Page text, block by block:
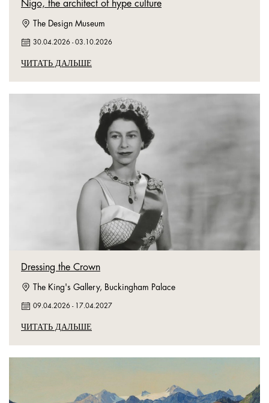
Nigo, the architect of hype culture
The Design Museum
30.04.2026 -03.10.2026
ЧИТАТЬ ДАЛЬШЕ
Dressing the Crown
The King's Gallery, Buckingham Palace
09.04.2026 - 17.04.2027
ЧИТАТЬ ДАЛЬШЕ